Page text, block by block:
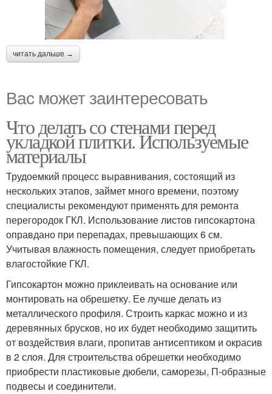
читать дальше →
Вас может заинтересовать
Что делать со стенами перед
укладкой плитки. Используемые
материалы
Трудоемкий процесс выравнивания, состоящий из
нескольких этапов, займет много времени, поэтому
специалисты рекомендуют применять для ремонта
перегородок ГКЛ. Использование листов гипсокартона
оправдано при перепадах, превышающих 6 см.
Учитывая влажность помещения, следует приобретать
влагостойкие ГКЛ.
Гипсокартон можно приклеивать на основание или
монтировать на обрешетку. Ее лучше делать из
металлического профиля. Строить каркас можно и из
деревянных брусков, но их будет необходимо защитить
от воздействия влаги, пропитав антисептиком и окрасив
в 2 слоя. Для строительства обрешетки необходимо
приобрести пластиковые дюбели, саморезы, П-образные
подвесы и соединители.